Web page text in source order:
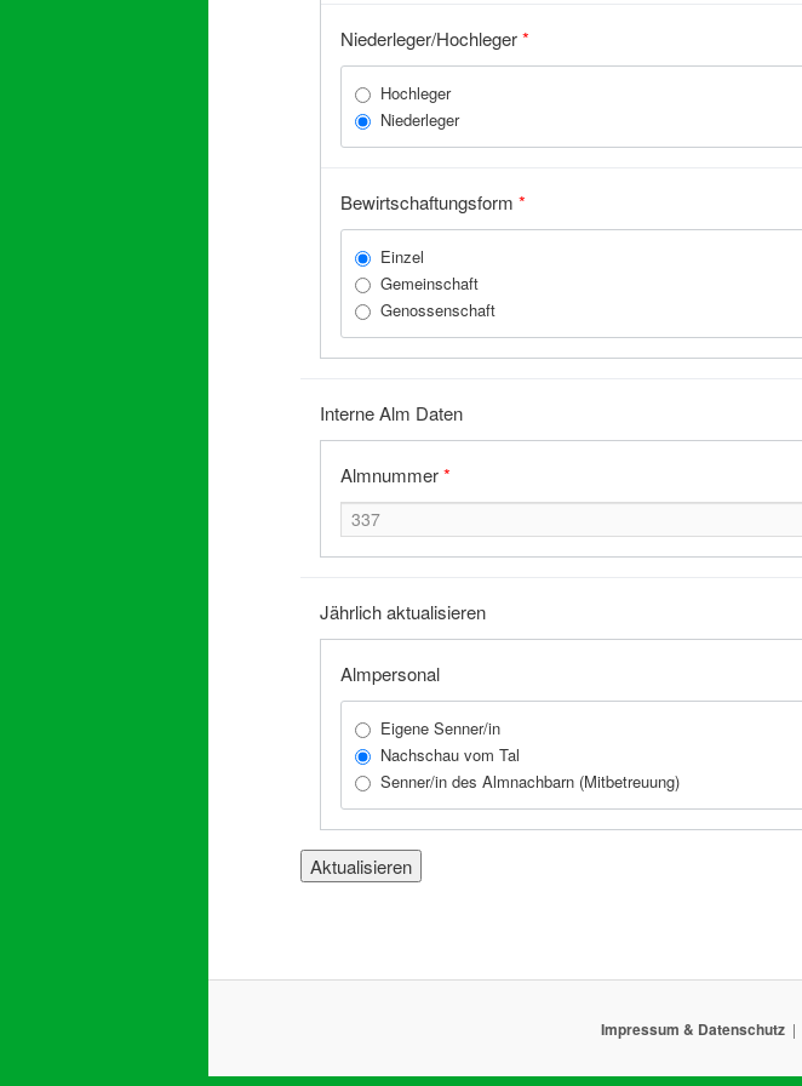
Niederleger/Hochleger*
Hochleger
Niederleger
Bewirtschaftungsform *
Einzel
Gemeinschaft
Genossenschaft
Interne Alm Daten
Almnummer*
Jährlich aktualisieren
Almpersonal
Eigene Senner/in
Nachschau vom Tal
Senner/in des Almnachbarn (Mitbetreuung)
Impressum & Datenschutz